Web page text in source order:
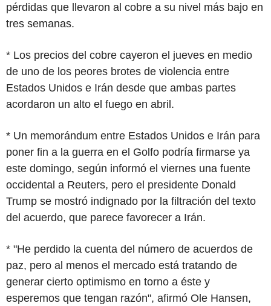
pérdidas que llevaron al cobre a su nivel más bajo en
tres semanas.
* Los precios del cobre cayeron el jueves en medio
de uno de los peores brotes de violencia entre
Estados Unidos e Irán desde que ambas partes
acordaron un alto el fuego en abril.
* Un memorándum entre Estados Unidos e Irán para
poner fin a la guerra en el Golfo podría firmarse ya
este domingo, según informó el viernes una fuente
occidental a Reuters, pero el presidente Donald
Trump se mostró indignado por la filtración del texto
del acuerdo, que parece favorecer a Irán.
* "He perdido la cuenta del número de acuerdos de
paz, pero al menos el mercado está tratando de
generar cierto optimismo en torno a éste y
esperemos que tengan razón", afirmó Ole Hansen,